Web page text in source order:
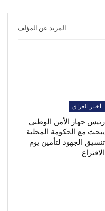
المزيد عن المؤلف
أخبار العراق
رئيس جهاز الأمن الوطني
يبحث مع الحكومة المحلية
تنسيق الجهود لتأمين يوم
الاقتراع